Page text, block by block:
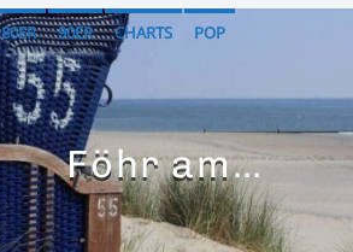
80ER 90ER CHARTS POP
Föhr am
Wochenende